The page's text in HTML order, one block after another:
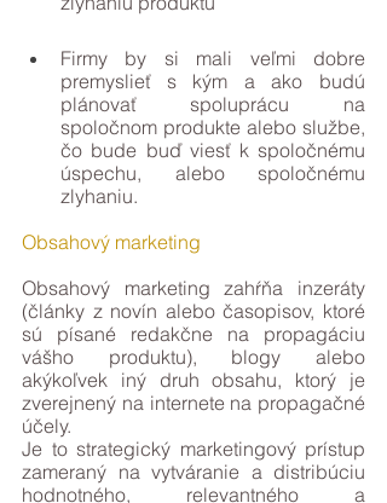
Firmy by si mali veľmi dobre
premyslieť s kým a ako budú
plánovať spoluprácu na
spoločnom produkte alebo službe,
čo bude buď viesť k spoločnému
úspechu, alebo spoločnému
zlyhaniu.
Obsahový marketing
Obsahový marketing zahŕňa inzeráty
(články z novín alebo časopisov, ktoré
sú písané redakčne na propagáciu
vášho produktu), blogy alebo
akýkoľvek iný druh obsahu, ktorý je
zverejnený na internete na propagačné
účely.
Je to strategický marketingový prístup
zameraný na vytváranie a distribúciu
hodnotného, relevantného a